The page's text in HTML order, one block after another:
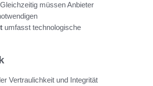
müssen Anbieter
umfasst technologische
Vertraulichkeit und Integrität